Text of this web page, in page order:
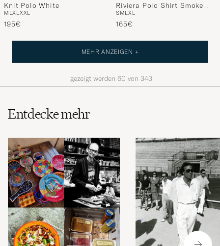
Knit Polo White
M LXLXXL
195€
Riviera Polo Shirt Smoke
Grey
SMLXL
165€
MEHR ANZEIGEN +
gezeigt werden 60 von 343
Entdecke mehr